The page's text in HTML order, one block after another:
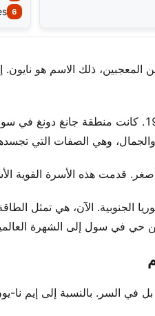
المعجبين، ذلك الاسم هو
بدأ رحلتها مع عيد ميلادها في 22 سبتمبر
وهي الصفات التي
قدمت هذه الأسرة القوية
حي في سول إلى الشهرة
في السر. بالنسبة إلى إيم نا-